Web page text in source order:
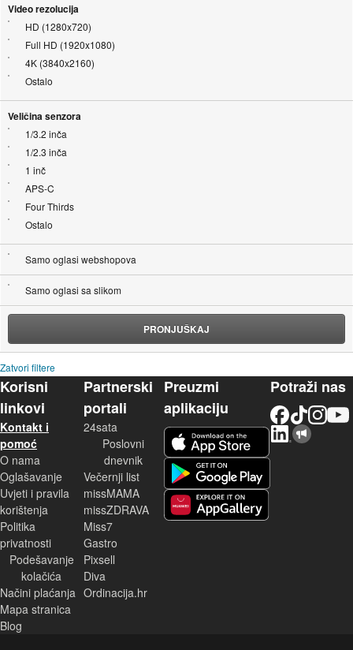
Video rezolucija
HD (1280x720)
Full HD (1920x1080)
4K (3840x2160)
Ostalo
Veličina senzora
1/3.2 inča
1/2.3 inča
1 inč
APS-C
Four Thirds
Ostalo
Samo oglasi webshopova
Samo oglasi sa slikom
PRONJUŠKAJ
Zatvori filtere
Korisni
linkovi
Kontakt i
pomoć
O nama
Oglašavanje
Uvjeti i pravila
korištenja
Politika
privatnosti
Podešavanje
kolačića
Načini plaćanja
Mapa stranica
Blog
Partnerski
portali
24sata
Poslovni
dnevnik
Večernji list
missMAMA
missZDRAVA
Miss7
Gastro
Pixsell
Diva
Ordinacija.hr
Preuzmi
aplikaciju
Potraži nas